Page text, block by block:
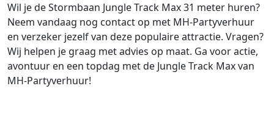
Wil je de Stormbaan Jungle Track Max 31 meter huren?
Neem vandaag nog contact op met MH-Partyverhuur
en verzeker jezelf van deze populaire attractie. Vragen?
Wij helpen je graag met advies op maat. Ga voor actie,
avontuur en een topdag met de Jungle Track Max van
MH-Partyverhuur!